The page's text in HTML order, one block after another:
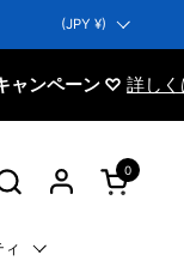
13時までは即日発送！最短翌
国/地域
(JPY ¥)
ン ♡ 詳しくはこちら
カートを開
0